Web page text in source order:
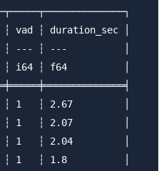
┆ duration_sec │
--- ┆ ---          │
i64 ┆ f64          │
┆ 1   ┆ 2.67         │
┆ 1   ┆ 2.07         │
┆ 1   ┆ 2.04         │
┆ 1   ┆ 1.8          │